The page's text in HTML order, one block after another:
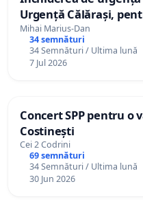
Urgență Călărași,
Mihai Marius-Dan
34 semnături
34 Semnături / Ultima lună
7 Jul 2026
Concert SPP pentru o
Costinești
Cei 2 Codrini
69 semnături
34 Semnături / Ultima lună
30 Jun 2026